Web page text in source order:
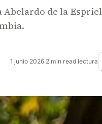
de la
1 junio 2026·2 min read lectura